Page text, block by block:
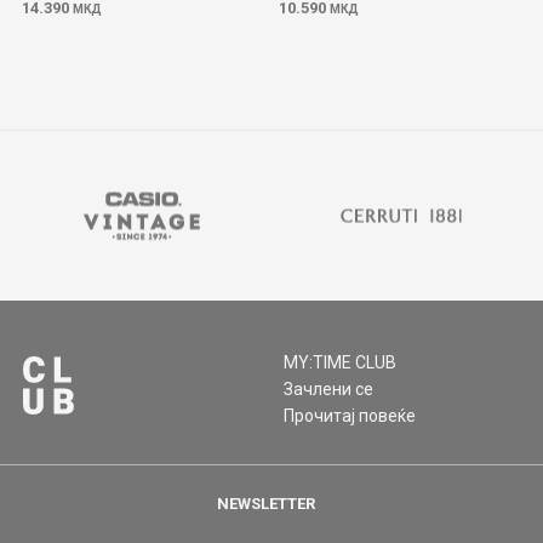
14.390 МКД 10.590 МКД
MY:TIME CLUB
Зачлени се
Прочитај повеќе
NEWSLETTER